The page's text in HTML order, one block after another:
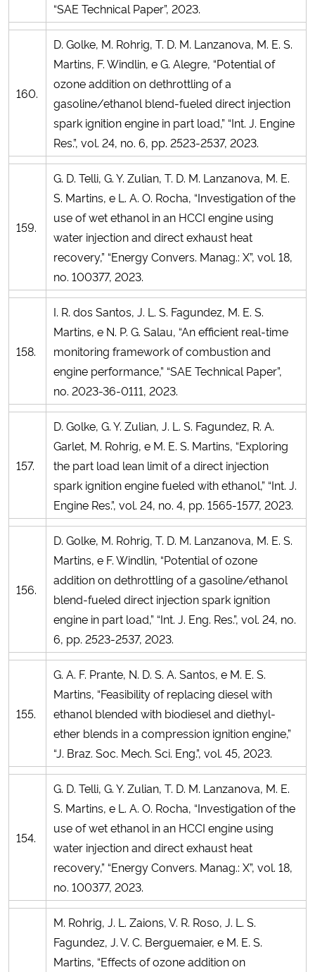
“SAE Technical Paper”, 2023.
160.
D. Golke, M. Rohrig, T. D. M. Lanzanova, M. E. S.
Martins, F. Windlin, e G. Alegre, “Potential of
ozone addition on dethrottling of a
gasoline/ethanol blend-fueled direct injection
spark ignition engine in part load,” “Int. J. Engine
Res.”, vol. 24, no. 6, pp. 2523-2537, 2023.
159.
G. D. Telli, G. Y. Zulian, T. D. M. Lanzanova, M. E.
S. Martins, e L. A. O. Rocha, “Investigation of the
use of wet ethanol in an HCCI engine using
water injection and direct exhaust heat
recovery,” “Energy Convers. Manag.: X”, vol. 18,
no. 100377, 2023.
158.
I. R. dos Santos, J. L. S. Fagundez, M. E. S.
Martins, e N. P. G. Salau, “An efficient real-time
monitoring framework of combustion and
engine performance,” “SAE Technical Paper”,
no. 2023-36-0111, 2023.
157.
D. Golke, G. Y. Zulian, J. L. S. Fagundez, R. A.
Garlet, M. Rohrig, e M. E. S. Martins, “Exploring
the part load lean limit of a direct injection
spark ignition engine fueled with ethanol,” “Int. J.
Engine Res.”, vol. 24, no. 4, pp. 1565-1577, 2023.
156.
D. Golke, M. Rohrig, T. D. M. Lanzanova, M. E. S.
Martins, e F. Windlin, “Potential of ozone
addition on dethrottling of a gasoline/ethanol
blend-fueled direct injection spark ignition
engine in part load,” “Int. J. Eng. Res.”, vol. 24, no.
6, pp. 2523-2537, 2023.
155.
G. A. F. Prante, N. D. S. A. Santos, e M. E. S.
Martins, “Feasibility of replacing diesel with
ethanol blended with biodiesel and diethyl-
ether blends in a compression ignition engine,”
“J. Braz. Soc. Mech. Sci. Eng.”, vol. 45, 2023.
154.
G. D. Telli, G. Y. Zulian, T. D. M. Lanzanova, M. E.
S. Martins, e L. A. O. Rocha, “Investigation of the
use of wet ethanol in an HCCI engine using
water injection and direct exhaust heat
recovery,” “Energy Convers. Manag.: X”, vol. 18,
no. 100377, 2023.
M. Rohrig, J. L. Zaions, V. R. Roso, J. L. S.
Fagundez, J. V. C. Berguemaier, e M. E. S.
Martins, “Effects of ozone addition on